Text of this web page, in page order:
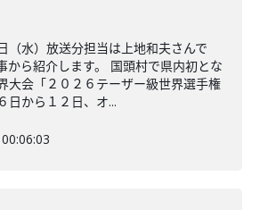
（水）放送分担当は上地和夫さんで
から紹介します。 国頭村で県内初とな
大会「２０２６テーザー級世界選手権
日から１２日、オ...
00:06:03